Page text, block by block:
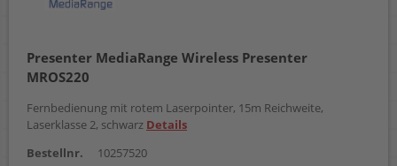
Presenter MediaRange Wireless Presenter
MROS220
Fernbedienung mit rotem Laserpointer, 15m Reichweite,
Laserklasse 2, schwarz Details
Bestellnr.
10257520